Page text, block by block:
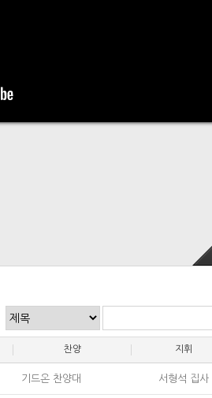
찬양 지휘
기드온 찬양대 서형석 집사